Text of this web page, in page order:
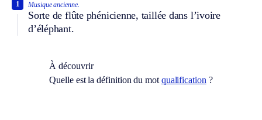
Musique ancienne.
Sorte de flûte phénicienne, taillée dans l’ivoire
d’éléphant.
1
À découvrir
Quelle est la définition du mot qualification ?